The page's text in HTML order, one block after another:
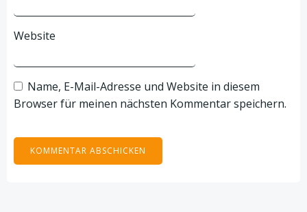
Website
Name, E-Mail-Adresse und Website in diesem
Browser für meinen nächsten Kommentar speichern.